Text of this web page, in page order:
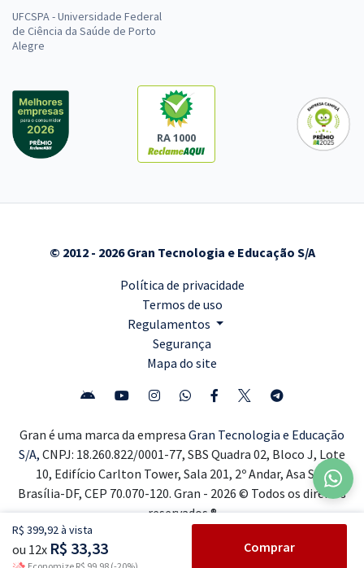
R$ 399,92 à vista
ou 12x R$ 33,33 Comprar
UFCSPA - Universidade Federal
de Ciência da Saúde de Porto
Alegre
RA 1000
© 2012 - 2026 Gran Tecnologia e Educação S/A
Política de privacidade
Termos de uso
Regulamentos
Segurança
Mapa do site
Gran é uma marca da empresa Gran Tecnologia e Educação
S/A, CNPJ: 18.260.822/0001-77, SBS Quadra 02, Bloco J, Lote
10, Edifício Carlton Tower, Sala 201, 2º Andar, Asa Sul,
Brasília-DF, CEP 70.070-120. Gran - 2026 © Todos os direitos
reservados ®